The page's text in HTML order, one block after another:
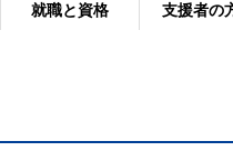
就職と資格
支援者の